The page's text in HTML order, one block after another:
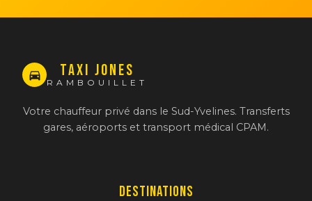
TAXI JONES
RAMBOUILLET
Votre chauffeur privé dans le Sud-Yvelines. Transferts
gares, aéroports et transport médical CPAM.
Destinations